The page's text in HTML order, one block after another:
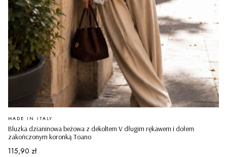
Bluzka dzianinowa beżowa z dekoltem V długim rękawem i dołem
zakończonym koronką Toano
PRODUCENT
MADE IN ITALY
Cena
115,90 zł